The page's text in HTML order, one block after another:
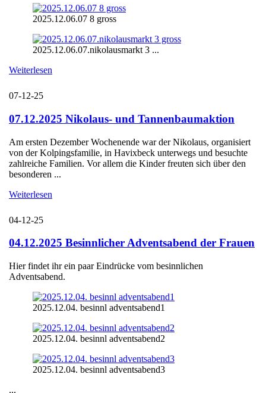
2025.12.06.07 8 gross
2025.12.06.07.nikolausmarkt 3 ...
Weiterlesen
07-12-25
07.12.2025 Nikolaus- und Tannenbaumaktion
Am ersten Dezember Wochenende war der Nikolaus, organisiert
von der Kolpingsfamilie, in Havixbeck unterwegs und besuchte
zahlreiche Familien. Vor allem die Kinder freuten sich über den
besonderen ...
Weiterlesen
04-12-25
04.12.2025 Besinnlicher Adventsabend der Frauen
Hier findet ihr ein paar Eindrücke vom besinnlichen
Adventsabend.
2025.12.04. besinnl adventsabend1
2025.12.04. besinnl adventsabend2
2025.12.04. besinnl adventsabend3
...